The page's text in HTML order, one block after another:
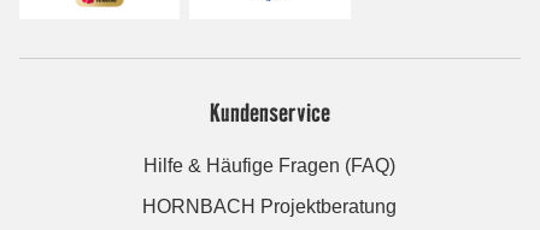
Kundenservice
Hilfe & Häufige Fragen (FAQ)
HORNBACH Projektberatung